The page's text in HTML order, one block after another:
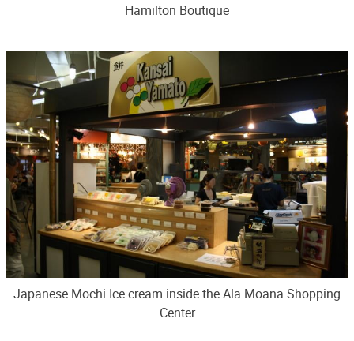
Hamilton Boutique
Japanese Mochi Ice cream inside the Ala Moana Shopping
Center